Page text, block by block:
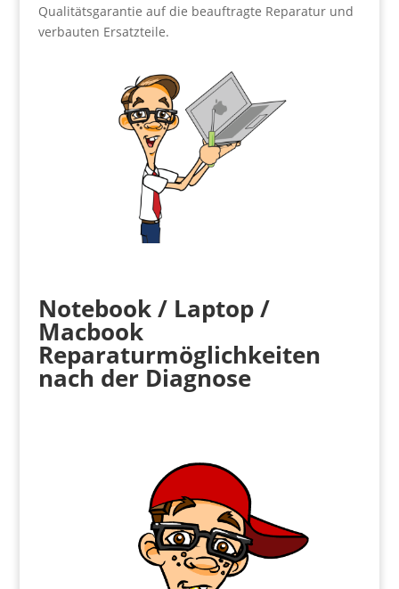
Qualitätsgarantie auf die beauftragte Reparatur und
verbauten Ersatzteile.
Notebook / Laptop /
Macbook
Reparaturmöglichkeiten
nach der Diagnose